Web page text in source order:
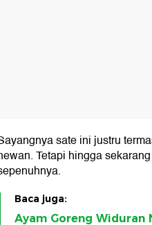
sate ini justru
Tetapi hingga
Baca juga:
Ayam Goreng Widuran